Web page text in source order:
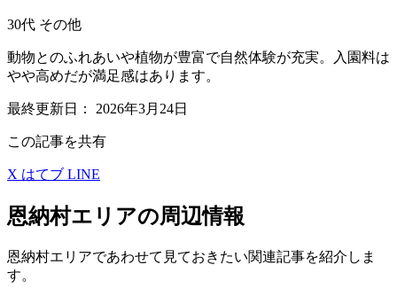
30代 その他
動物とのふれあいや植物が豊富で自然体験が充実。入園料は
やや高めだが満足感はあります。
最終更新日： 2026年3月24日
この記事を共有
X はてブ LINE
恩納村エリアの周辺情報
恩納村エリアであわせて見ておきたい関連記事を紹介しま
す。